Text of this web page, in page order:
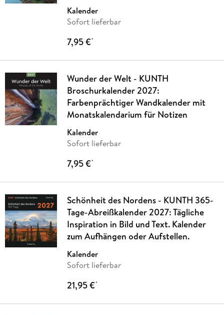
Kalender
Sofort lieferbar
7,95 €*
Wunder der Welt - KUNTH
Broschurkalender 2027:
Farbenprächtiger Wandkalender mit
Monatskalendarium für Notizen
Kalender
Sofort lieferbar
7,95 €*
Schönheit des Nordens - KUNTH 365-
Tage-Abreißkalender 2027: Tägliche
Inspiration in Bild und Text. Kalender
zum Aufhängen oder Aufstellen.
Kalender
Sofort lieferbar
21,95 €*